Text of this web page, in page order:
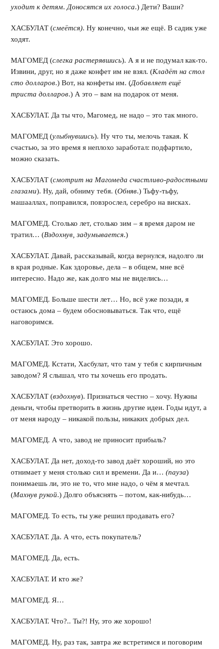
уходит к детям. Доносятся их голоса.) Дети? Ваши?
ХАСБУЛАТ (смеётся). Ну конечно, чьи же ещё. В садик уже
ходят.
МАГОМЕД (слегка растерявшись). А я и не подумал как-то.
Извини, друг, но я даже конфет им не взял. (Кладёт на стол
сто долларов.) Вот, на конфеты им. (Добавляет ещё
триста долларов.) А это – вам на подарок от меня.
ХАСБУЛАТ. Да ты что, Магомед, не надо – это так много.
МАГОМЕД (улыбнувшись). Ну что ты, мелочь такая. К
счастью, за это время я неплохо заработал: подфартило,
можно сказать.
ХАСБУЛАТ (смотрит на Магомеда счастливо-радостными
глазами). Ну, дай, обниму тебя. (Обняв.) Тьфу-тьфу,
машааллах, поправился, повзрослел, серебро на висках.
МАГОМЕД. Столько лет, столько зим – я время даром не
тратил… (Вздохнув, задумывается.)
ХАСБУЛАТ. Давай, рассказывай, когда вернулся, надолго ли
в края родные. Как здоровье, дела – в общем, мне всё
интересно. Надо же, как долго мы не виделись…
МАГОМЕД. Больше шести лет… Но, всё уже позади, я
остаюсь дома – будем обосновываться. Так что, ещё
наговоримся.
ХАСБУЛАТ. Это хорошо.
МАГОМЕД. Кстати, Хасбулат, что там у тебя с кирпичным
заводом? Я слышал, что ты хочешь его продать.
ХАСБУЛАТ (вздохнув). Признаться честно – хочу. Нужны
деньги, чтобы претворить в жизнь другие идеи. Годы идут, а
от меня народу – никакой пользы, никаких добрых дел.
МАГОМЕД. А что, завод не приносит прибыль?
ХАСБУЛАТ. Да нет, доход-то завод даёт хороший, но это
отнимает у меня столько сил и времени. Да и…(пауза)
понимаешь ли, это не то, что мне надо, о чём я мечтал.
(Махнув рукой.) Долго объяснять – потом, как-нибудь…
МАГОМЕД. То есть, ты уже решил продавать его?
ХАСБУЛАТ. Да. А что, есть покупатель?
МАГОМЕД. Да, есть.
ХАСБУЛАТ. И кто же?
МАГОМЕД. Я…
ХАСБУЛАТ. Что?.. Ты?! Ну, это же хорошо!
МАГОМЕД. Ну, раз так, завтра же встретимся и поговорим